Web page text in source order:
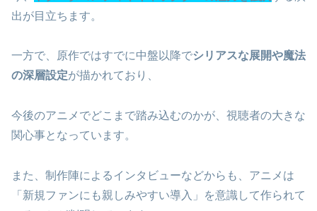
出が目立ちます。
一方で、原作ではすでに中盤以降でシリアスな展開や魔法
の深層設定が描かれており、
今後のアニメでどこまで踏み込むのかが、視聴者の大きな
関心事となっています。
また、制作陣によるインタビューなどからも、アニメは
「新規ファンにも親しみやすい導入」を意識して作られて